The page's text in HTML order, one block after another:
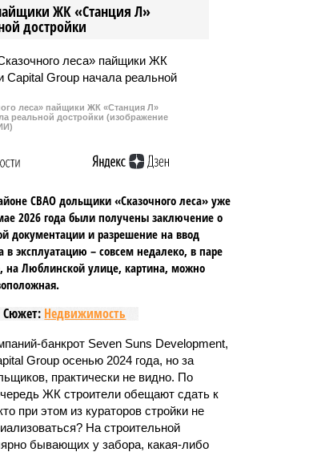
пайщики ЖК «Станция Л»
достройки
леса» пайщики ЖК «Станция Л»
реальной достройки (изображение
СВАО дольщики «Сказочного леса» уже
2026 года были получены заключение о
документации и разрешение на ввод
эксплуатацию – совсем недалеко, в паре
на Люблинской улице, картина, можно
Сюжет: Недвижимость
банкрот Seven Suns Development,
Group осенью 2024 года, но за
практически не видно. По
ЖК строители обещают сдать к
при этом из кураторов стройки не
На строительной
бывающих у забора, какая-либо